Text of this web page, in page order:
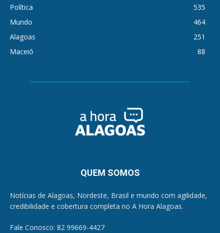
Política
535
Mundo
464
Alagoas
251
Maceió
88
QUEM SOMOS
Notícias de Alagoas, Nordeste, Brasil e mundo com agilidade,
credibilidade e cobertura completa no A Hora Alagoas.
Fale Conosco: 82 99669-4427